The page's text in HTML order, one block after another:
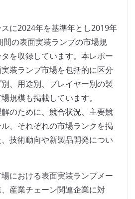
に2024年を基準年とし2019年
の表面実装ランプの市場規
を収録しています。本レポー
装ランプ市場を包括的に区分
、用途別、プレイヤー別の製
規模も掲載しています。
のために、競合状況、主要競
、それぞれの市場ランクを掲
技術動向や新製品開発につい
における表面実装ランプメー
産業チェーン関連企業に対